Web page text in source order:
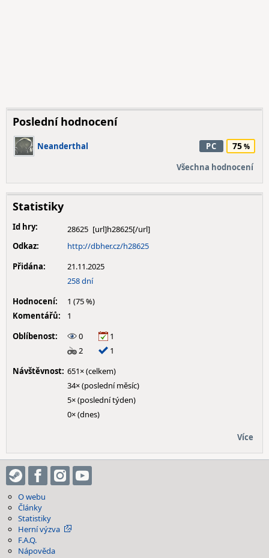
Poslední hodnocení
Neanderthal PC 75
Všechna hodnocení
Statistiky
Id hry:
28625
Odkaz:
http://dbher.cz/h28625
Přidána:
21.11.2025
258 dní
Hodnocení:
1 (75 %)
Komentářů:
1
Oblíbenost:
0
1
2
1
Návštěvnost: 651× (celkem)
34× (poslední měsíc)
5× (poslední týden)
0× (dnes)
Více
O webu
Články
Statistiky
Herní výzva
F.A.Q.
Nápověda